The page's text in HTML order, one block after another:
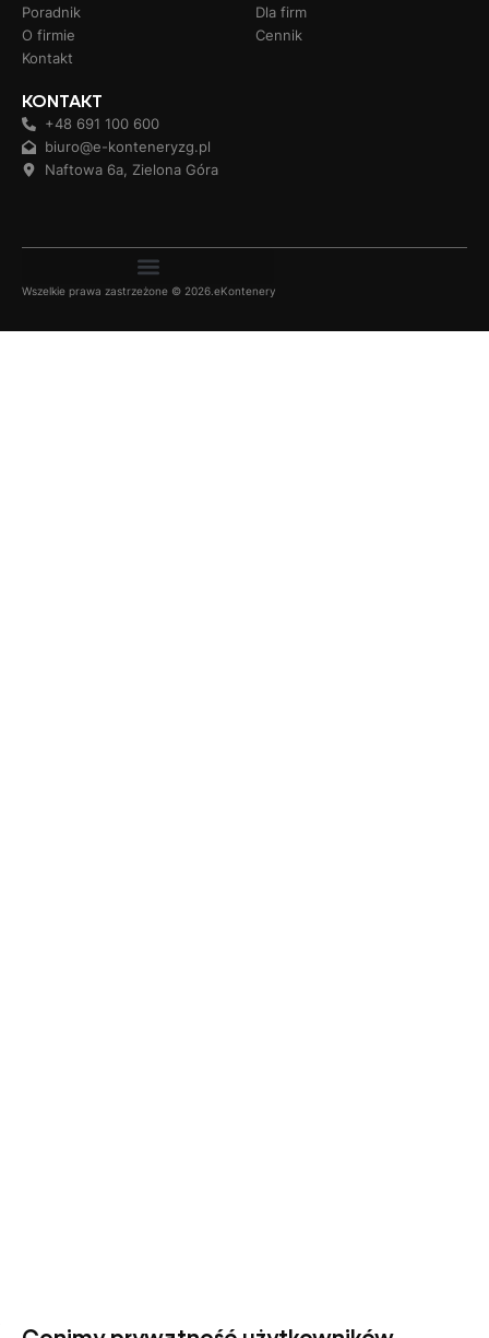
Poradnik
O firmie
Kontakt
Dla firm
Cennik
KONTAKT
+48 691 100 600
biuro@e-konteneryzg.pl
Naftowa 6a, Zielona Góra
Wszelkie prawa zastrzeżone © 2026.eKontenery